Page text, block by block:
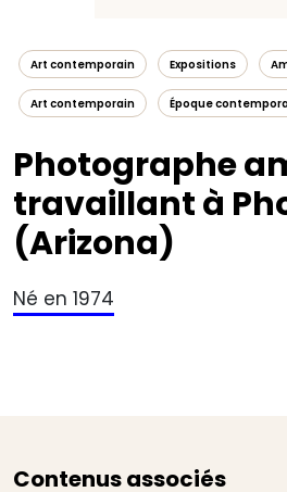
Art contemporain Expositions
Art contemporain Époque
Photographe
travaillant à
(Arizona)
Né en 1974
Contenus associés